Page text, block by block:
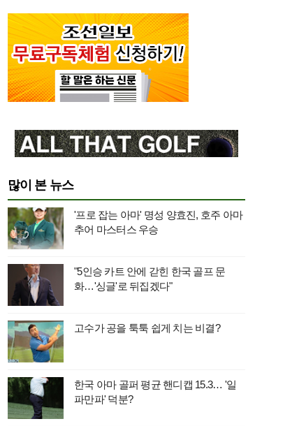
많이 본 뉴스
'프로 잡는 아마' 명성 양효진, 호주 아마
추어 마스터스 우승
"5인승 카트 안에 갇힌 한국 골프 문
화…'싱글'로 뒤집겠다"
고수가 공을 툭툭 쉽게 치는 비결?
한국 아마 골퍼 평균 핸디캡 15.3… '일
파만파' 덕분?